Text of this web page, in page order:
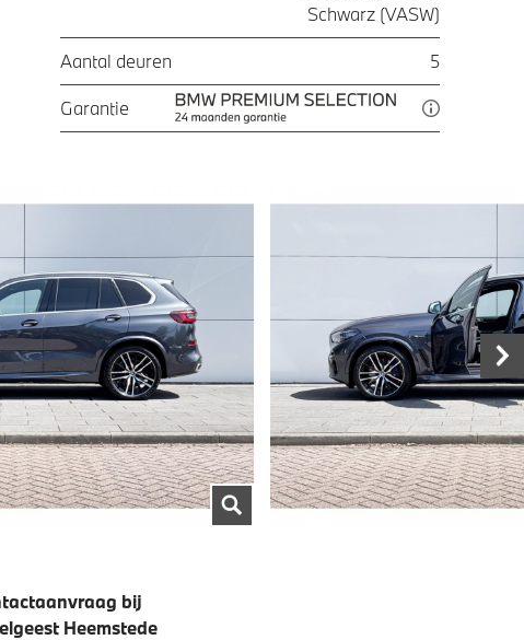
Schwarz (VASW)
Aantal deuren 5
Garantie
bij
Heemstede